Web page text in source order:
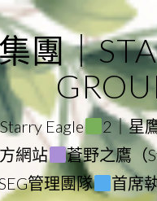
團｜
Eagle 2｜星
網站
蒼野之鷹（
管理團隊 首席